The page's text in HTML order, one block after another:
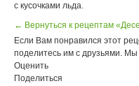
с кусочками льда.
← Вернуться к рецептам
Если Вам понравился этот
поделитесь им с друзьями.
Оценить
Поделиться